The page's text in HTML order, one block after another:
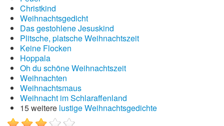
Christkind
Weihnachtsgedicht
Das gestohlene Jesuskind
Plitsche, platsche Weihnachtszeit
Keine Flocken
Hoppala
Oh du schöne Weihnachtszeit
Weihnachten
Weihnachtsmaus
Weihnacht im Schlaraffenland
15 weitere lustige Weihnachtsgedichte